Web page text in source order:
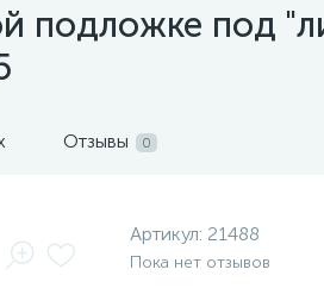
подложке под
Отзывы 0
Артикул: 21488
Пока нет отзывов